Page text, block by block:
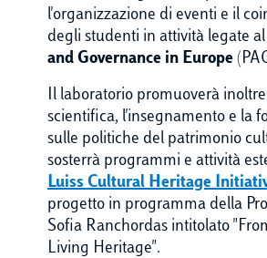
l'organizzazione di eventi e il
degli studenti in attività legate al
and Governance in Europe
Il laboratorio promuoverà
scientifica, l'insegnamento e la
sulle politiche del patrimonio
sosterrà programmi e attività
Luiss Cultural Heritage
progetto in programma della
Sofia Ranchordas intitolato
Living Heritage".